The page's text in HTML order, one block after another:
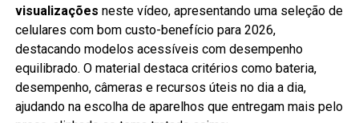
visualizações neste vídeo, apresentando uma seleção de
celulares com bom custo-benefício para 2026,
destacando modelos acessíveis com desempenho
equilibrado. O material destaca critérios como bateria,
desempenho, câmeras e recursos úteis no dia a dia,
ajudando na escolha de aparelhos que entregam mais pelo